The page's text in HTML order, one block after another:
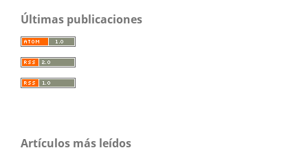
Últimas publicaciones
Artículos más leídos